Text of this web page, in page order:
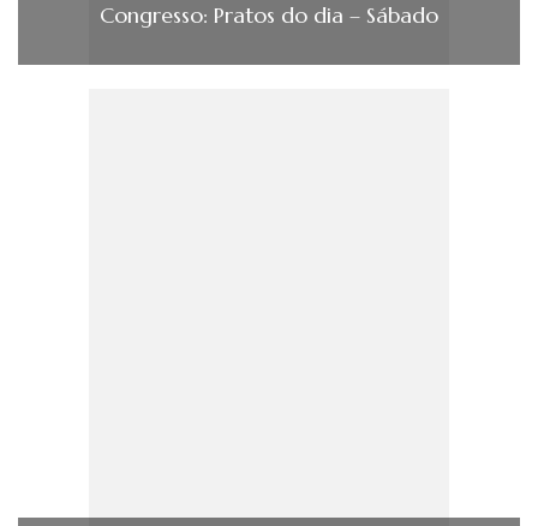
Congresso: Pratos do dia – Sábado